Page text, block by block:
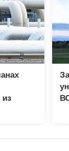
из